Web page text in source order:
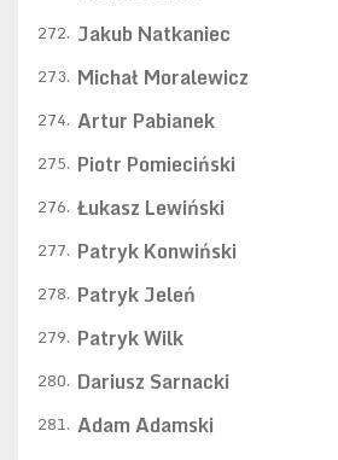
272. Jakub Natkaniec
273. Michał Moralewicz
274. Artur Pabianek
275. Piotr Pomieciński
276. Łukasz Lewiński
277. Patryk Konwiński
278. Patryk Jeleń
279. Patryk Wilk
280. Dariusz Sarnacki
281. Adam Adamski